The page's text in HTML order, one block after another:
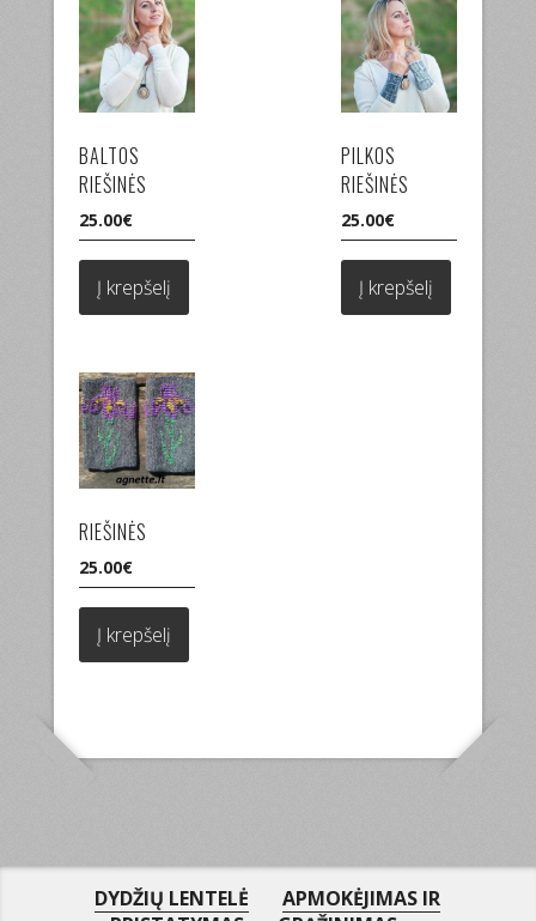
BALTOS
RIEŠINĖS
25.00€
Į krepšelį
PILKOS
RIEŠINĖS
25.00€
Į krepšelį
RIEŠINĖS
25.00€
Į krepšelį
DYDŽIŲ LENTELĖ
APMOKĖJIMAS IR